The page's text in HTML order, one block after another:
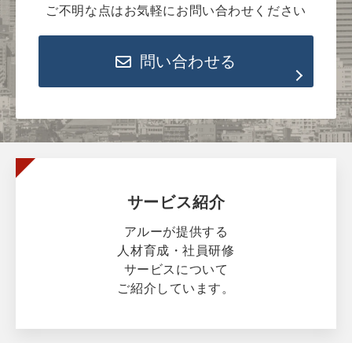
ご不明な点はお気軽にお問い合わせください
問い合わせる
サービス紹介
アルーが提供する
人材育成・社員研修
サービスについて
ご紹介しています。